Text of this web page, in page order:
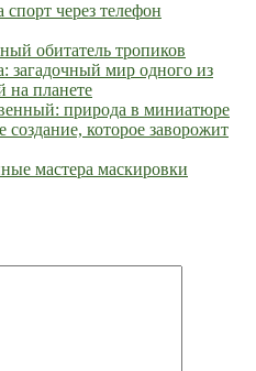
через телефон
обитатель тропиков
загадочный мир одного из
на планете
природа в миниатюре
которое заворожит
мастера маскировки